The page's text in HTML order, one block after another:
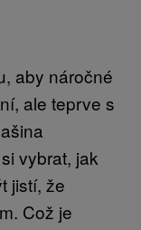
aby náročné
ale teprve s
vybrat, jak
jistí, že
Což je